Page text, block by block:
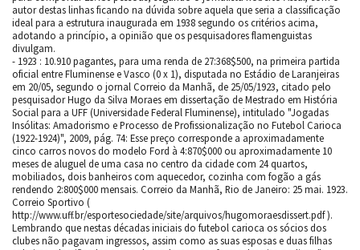
autor destas linhas ficando na dúvida sobre aquela que seria a classificação
ideal para a estrutura inaugurada em 1938 segundo os critérios acima,
adotando a princípio, a opinião que os pesquisadores flamenguistas
divulgam.
- 1923 : 10.910 pagantes, para uma renda de 27:368$500, na primeira partida
oficial entre Fluminense e Vasco (0 x 1), disputada no Estádio de Laranjeiras
em 20/05, segundo o jornal Correio da Manhã, de 25/05/1923, citado pelo
pesquisador Hugo da Silva Moraes em dissertação de Mestrado em História
Social para a UFF (Universidade Federal Fluminense), intitulado "Jogadas
Insólitas: Amadorismo e Processo de Profissionalização no Futebol Carioca
(1922-1924)", 2009, pág. 74: Esse preço corresponde a aproximadamente
cinco carros novos do modelo Ford à 4:870$000 ou aproximadamente 10
meses de aluguel de uma casa no centro da cidade com 24 quartos,
mobiliados, dois banheiros com aquecedor, cozinha com fogão a gás
rendendo 2:800$000 mensais. Correio da Manhã, Rio de Janeiro: 25 mai. 1923.
Correio Sportivo (
http://www.uff.br/esportesociedade/site/arquivos/hugomoraesdissert.pdf ).
Lembrando que nestas décadas iniciais do futebol carioca os sócios dos
clubes não pagavam ingressos, assim como as suas esposas e duas filhas